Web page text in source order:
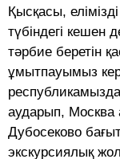
Қысқасы,
түбіндегі кешен
тәрбие беретін
ұмытпауымыз
аударып, Москва
Дубосеково
экскурсиялық